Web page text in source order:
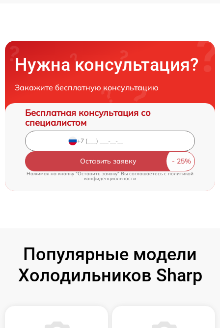
Нужна консультация?
Закажите бесплатную консультацию
Бесплатная консультация со
специалистом
Оставить заявку
Нажимая на кнопку "Оставить заявку" Вы соглашаетесь cполитикой
конфиденциальности
Популярные модели
Холодильников Sharp